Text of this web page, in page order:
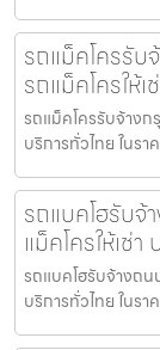
รถแม็คโครรับ
รถแม็คโครให้
รถแม็คโครรับจ้างก
บริการทั่วไทย ในร
รถแบคโฮรับจ้
แม็คโครให้เช่
รถแบคโฮรับจ้างถน
บริการทั่วไทย ในร